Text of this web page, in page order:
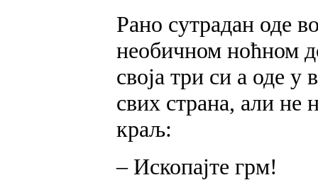
Рано сутрадан оде
необичном ноћном
своја три си а оде
свих страна, али
краљ:
– Ископајте грм!